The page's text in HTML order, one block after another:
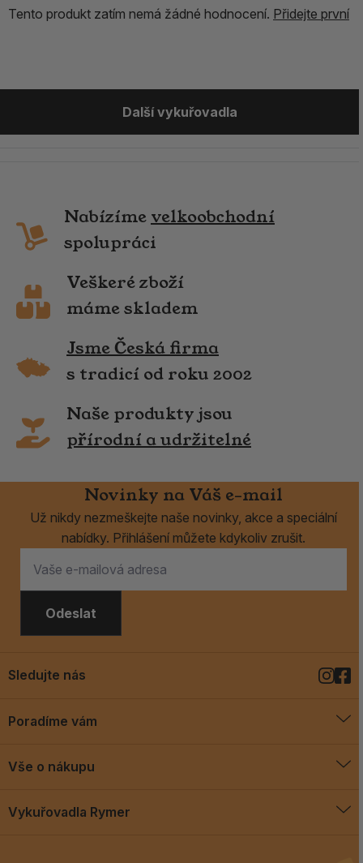
Tento produkt zatím nemá žádné hodnocení. Přidejte první
Další vykuřovadla
Nabízíme velkoobchodní
spolupráci
Veškeré zboží
máme skladem
Jsme Česká firma
s tradicí od roku 2002
Naše produkty jsou
přírodní a udržitelné
Novinky na Váš e-mail
Už nikdy nezmeškejte naše novinky, akce a speciální
nabídky. Přihlášení můžete kdykoliv zrušit.
Odeslat
Poradíme vám
Blog
Vše o nákupu
Vykuřovadla Rymer
Sledujte nás